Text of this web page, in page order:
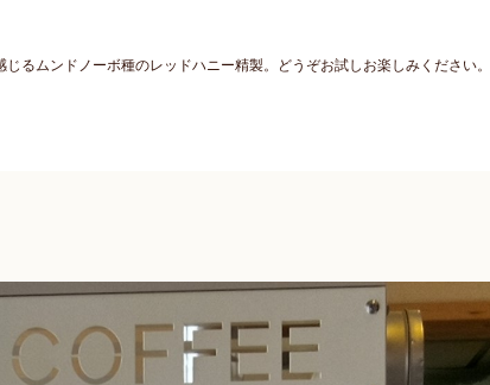
るムンドノーボ種のレッドハニー精製。どうぞお試しお楽しみください。